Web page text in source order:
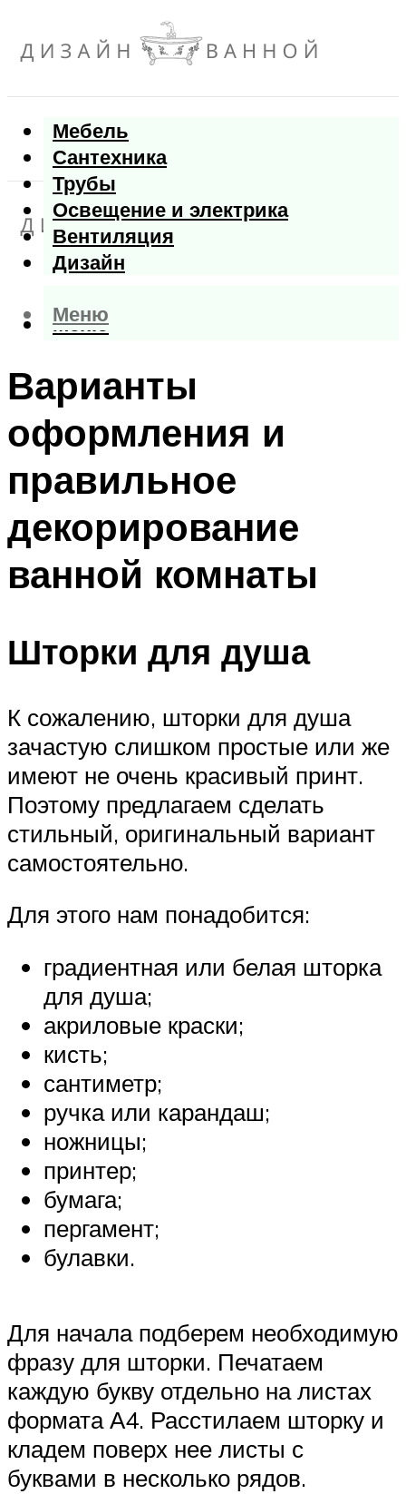
Мебель
Сантехника
Трубы
Освещение и электрика
Вентиляция
Дизайн
Меню
Меню
Варианты
оформления и
правильное
декорирование
ванной комнаты
Шторки для душа
К сожалению, шторки для душа
зачастую слишком простые или же
имеют не очень красивый принт.
Поэтому предлагаем сделать
стильный, оригинальный вариант
самостоятельно.
Для этого нам понадобится:
градиентная или белая шторка
для душа;
акриловые краски;
кисть;
сантиметр;
ручка или карандаш;
ножницы;
принтер;
бумага;
пергамент;
булавки.
Для начала подберем необходимую
фразу для шторки. Печатаем
каждую букву отдельно на листах
формата А4. Расстилаем шторку и
кладем поверх нее листы с
буквами в несколько рядов.